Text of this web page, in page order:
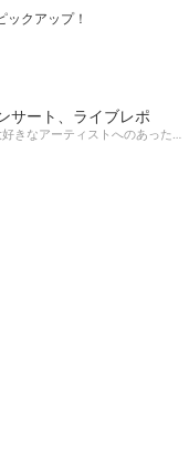
ックアップ！
サート、ライブレポ
みんなの大好きなアーティストへのあったかぁ～い思いをツイッターレポートに保存！